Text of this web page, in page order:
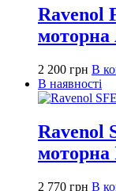
Ravenol
моторна
2 200 грн В
В наявності
Ravenol
моторна
2 770 грн В